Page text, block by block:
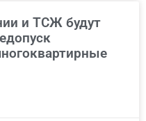
и ТСЖ будут